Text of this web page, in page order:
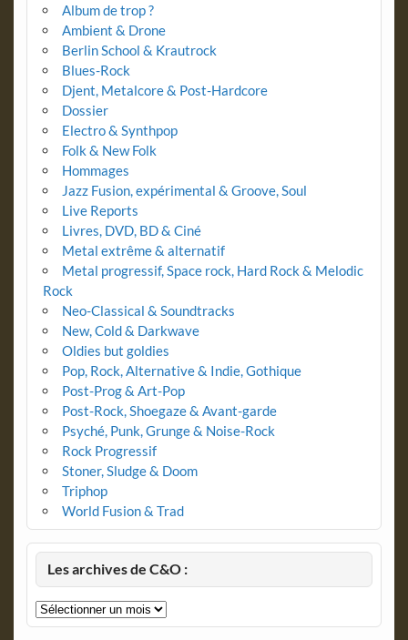
Album de trop ?
Ambient & Drone
Berlin School & Krautrock
Blues-Rock
Djent, Metalcore & Post-Hardcore
Dossier
Electro & Synthpop
Folk & New Folk
Hommages
Jazz Fusion, expérimental & Groove, Soul
Live Reports
Livres, DVD, BD & Ciné
Metal extrême & alternatif
Metal progressif, Space rock, Hard Rock & Melodic
Rock
Neo-Classical & Soundtracks
New, Cold & Darkwave
Oldies but goldies
Pop, Rock, Alternative & Indie, Gothique
Post-Prog & Art-Pop
Post-Rock, Shoegaze & Avant-garde
Psyché, Punk, Grunge & Noise-Rock
Rock Progressif
Stoner, Sludge & Doom
Triphop
World Fusion & Trad
Les archives de C&O :
Les
archives